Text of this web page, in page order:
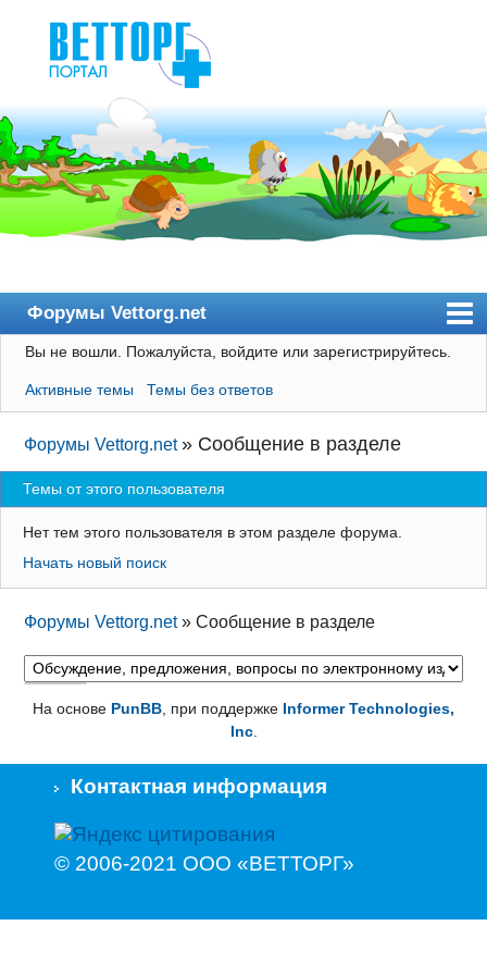
Форумы Vettorg.net
Главная
Пользователи
Правила
Поиск
Регистрация
Вход
Вы не вошли. Пожалуйста, войдите или зарегистрируйтесь.
Активные темы Темы без ответов
Форумы Vettorg.net » Сообщение в разделе
Темы от этого пользователя
Нет тем этого пользователя в этом разделе форума.
Начать новый поиск
Форумы Vettorg.net »Сообщение в разделе
На основе PunBB , при поддержке Informer Technologies,
Inc.
Контактная информация
© 2006-2021 ООО «ВЕТТОРГ»